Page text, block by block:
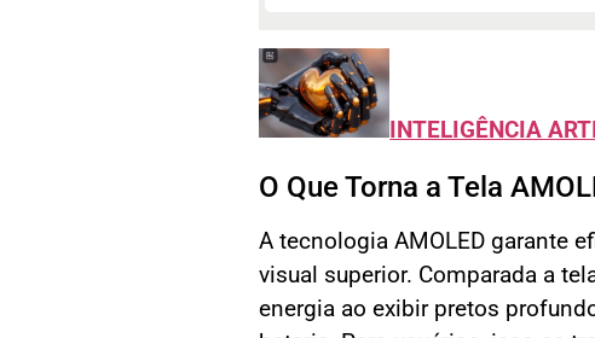
INTELIGÊNCIA
O Que Torna a Tela
A tecnologia AMOLED garante
visual superior. Comparada a
energia ao exibir pretos